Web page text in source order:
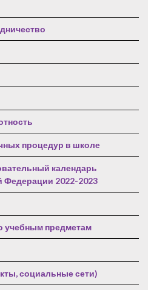
процедур в школе
календарь
Федерации 2022-2023
учебным предметам
социальные сети)